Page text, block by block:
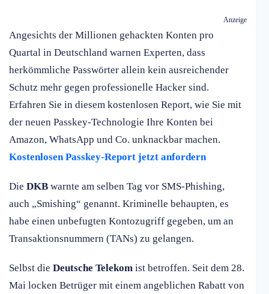
Anzeige
Angesichts der Millionen gehackten Konten pro
Quartal in Deutschland warnen Experten, dass
herkömmliche Passwörter allein kein ausreichender
Schutz mehr gegen professionelle Hacker sind.
Erfahren Sie in diesem kostenlosen Report, wie Sie mit
der neuen Passkey-Technologie Ihre Konten bei
Amazon, WhatsApp und Co. unknackbar machen.
Kostenlosen Passkey-Report jetzt anfordern
Die DKB warnte am selben Tag vor SMS-Phishing,
auch „Smishing“ genannt. Kriminelle behaupten, es
habe einen unbefugten Kontozugriff gegeben, um an
Transaktionsnummern (TANs) zu gelangen.
Selbst die Deutsche Telekom ist betroffen. Seit dem 28.
Mai locken Betrüger mit einem angeblichen Rabatt von